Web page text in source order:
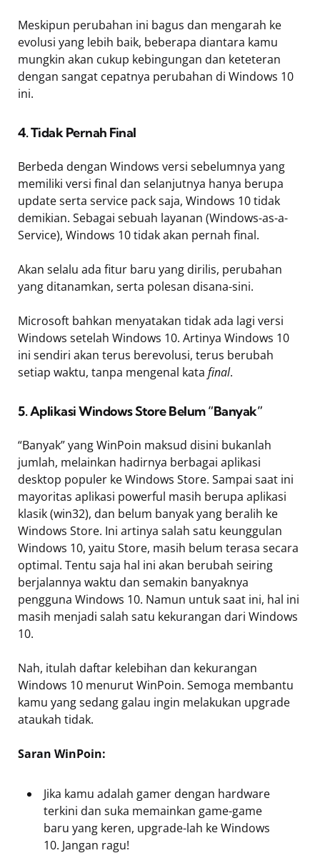
Meskipun perubahan ini bagus dan mengarah ke
evolusi yang lebih baik, beberapa diantara kamu
mungkin akan cukup kebingungan dan keteteran
dengan sangat cepatnya perubahan di Windows 10
ini.
4. Tidak Pernah Final
Berbeda dengan Windows versi sebelumnya yang
memiliki versi final dan selanjutnya hanya berupa
update serta service pack saja, Windows 10 tidak
demikian. Sebagai sebuah layanan (Windows-as-a-
Service), Windows 10 tidak akan pernah final.
Akan selalu ada fitur baru yang dirilis, perubahan
yang ditanamkan, serta polesan disana-sini.
Microsoft bahkan menyatakan tidak ada lagi versi
Windows setelah Windows 10. Artinya Windows 10
ini sendiri akan terus berevolusi, terus berubah
setiap waktu, tanpa mengenal kata final.
5. Aplikasi Windows Store Belum “Banyak”
“Banyak” yang WinPoin maksud disini bukanlah
jumlah, melainkan hadirnya berbagai aplikasi
desktop populer ke Windows Store. Sampai saat ini
mayoritas aplikasi powerful masih berupa aplikasi
klasik (win32), dan belum banyak yang beralih ke
Windows Store. Ini artinya salah satu keunggulan
Windows 10, yaitu Store, masih belum terasa secara
optimal. Tentu saja hal ini akan berubah seiring
berjalannya waktu dan semakin banyaknya
pengguna Windows 10. Namun untuk saat ini, hal ini
masih menjadi salah satu kekurangan dari Windows
10.
Nah, itulah daftar kelebihan dan kekurangan
Windows 10 menurut WinPoin. Semoga membantu
kamu yang sedang galau ingin melakukan upgrade
ataukah tidak.
Saran WinPoin:
Jika kamu adalah gamer dengan hardware
terkini dan suka memainkan game-game
baru yang keren, upgrade-lah ke Windows
10. Jangan ragu!